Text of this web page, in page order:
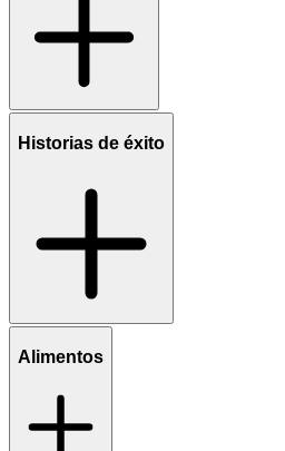
Historias de éxito
Alimentos